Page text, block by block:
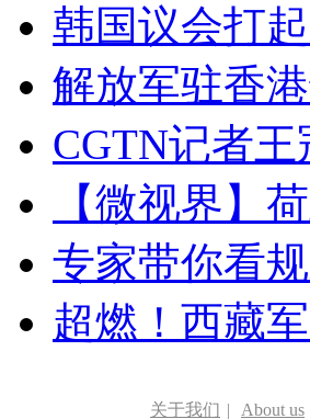
韩国议会打
解放军驻香
CGTN记者
【微视界】
专家带你看
超燃！西藏
关于我们 | About us